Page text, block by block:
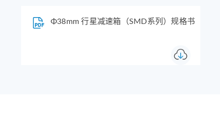
Φ38mm 行星减速箱（SMD系列）规格书